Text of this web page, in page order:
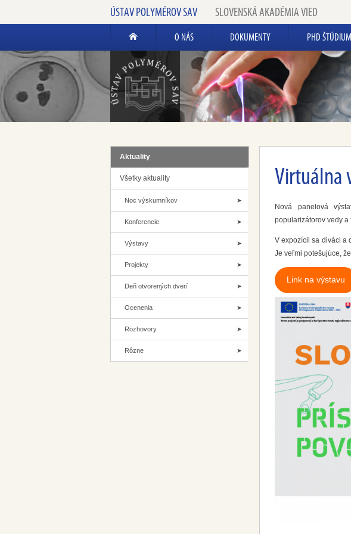
ÚSTAV POLYMÉROV SAV SLOVENSKÁ AKADÉMIA VIED
O NÁS DOKUMENTY PHD ŠTÚDIUM
Aktuality
Všetky aktuality
Noc výskumníkov
Konferencie
Výstavy
Projekty
Deň otvorených dverí
Ocenenia
Rozhovory
Rôzne
Virtuálna
Nová panelová
popularizátorov vedy a
V expozícii sa diváci a
Je veľmi potešujúce,
Link na výstavu